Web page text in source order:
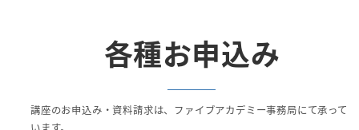
各種お申込み
講座のお申込み・資料請求は、ファイブアカデミー事務局にて承って